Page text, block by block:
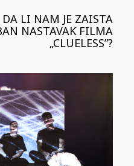
DA LI NAM JE ZAISTA
NASTAVAK FILMA
„CLUELESS”?